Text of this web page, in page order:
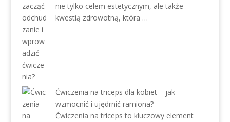
nie tylko celem estetycznym, ale także
kwestią zdrowotną, która …
Ćwiczenia na triceps dla kobiet – jak
wzmocnić i ujędrnić ramiona?
Ćwiczenia na triceps to kluczowy element